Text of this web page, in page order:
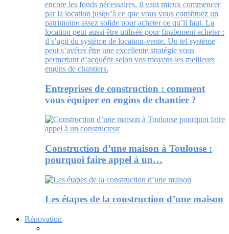
Entreprises de construction : comment
vous équiper en engins de chantier ?
Construction d’une maison à Toulouse :
pourquoi faire appel à un…
Les étapes de la construction d’une maison
Rénovation